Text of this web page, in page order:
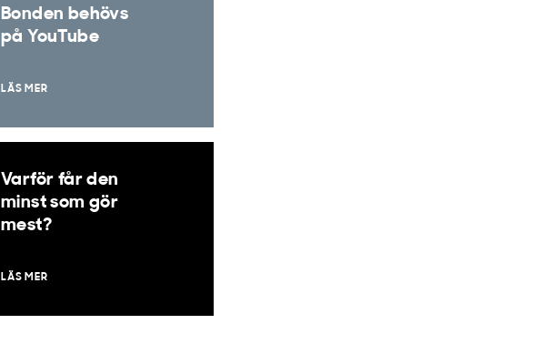
Bonden behövs
på YouTube
LÄS MER
Varför får den
minst som gör
mest?
LÄS MER